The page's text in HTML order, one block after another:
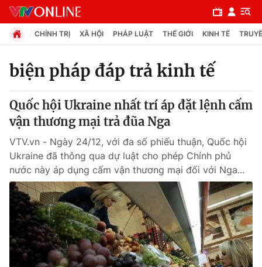
Chuyên mục
Chính trị
Xã hội
Pháp luật
Y tế
Thế giới
CHÍNH TRỊ XÃ HỘI PHÁP LUẬT THẾ GIỚI KINH TẾ
biện pháp đáp trả kinh tế
Quốc hội Ukraine nhất trí áp đặt lệnh cấm
vận thương mại trả đũa Nga
VTV.vn - Ngày 24/12, với đa số phiếu thuận, Quốc hội
Ukraine đã thông qua dự luật cho phép Chính phủ
nước này áp dụng cấm vận thương mại đối với Nga...